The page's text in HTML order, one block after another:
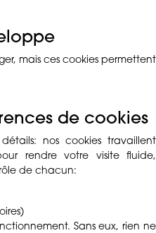
mais ces cookies permettent
de cookies
nos cookies travaillent
rendre votre visite fluide,
de chacun:
Sans eux, rien ne